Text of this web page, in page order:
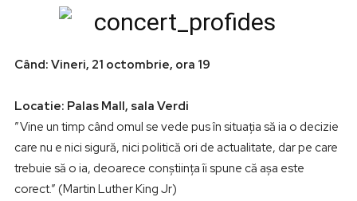
Când: Vineri, 21 octombrie, ora 19
Locatie: Palas Mall, sala Verdi
”Vine un timp când omul se vede pus în situația să ia o decizie
care nu e nici sigură, nici politică ori de actualitate, dar pe care
trebuie să o ia, deoarece conștiința îi spune că așa este
corect.” (Martin Luther King Jr)